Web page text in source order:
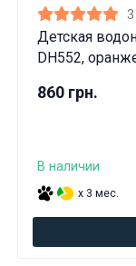
3
Детская
DH552,
860 грн.
В наличии
x 3 мес.